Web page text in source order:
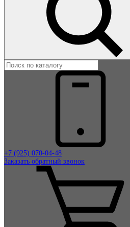
+7 (925) 070-04-48
Заказать обратный звонок